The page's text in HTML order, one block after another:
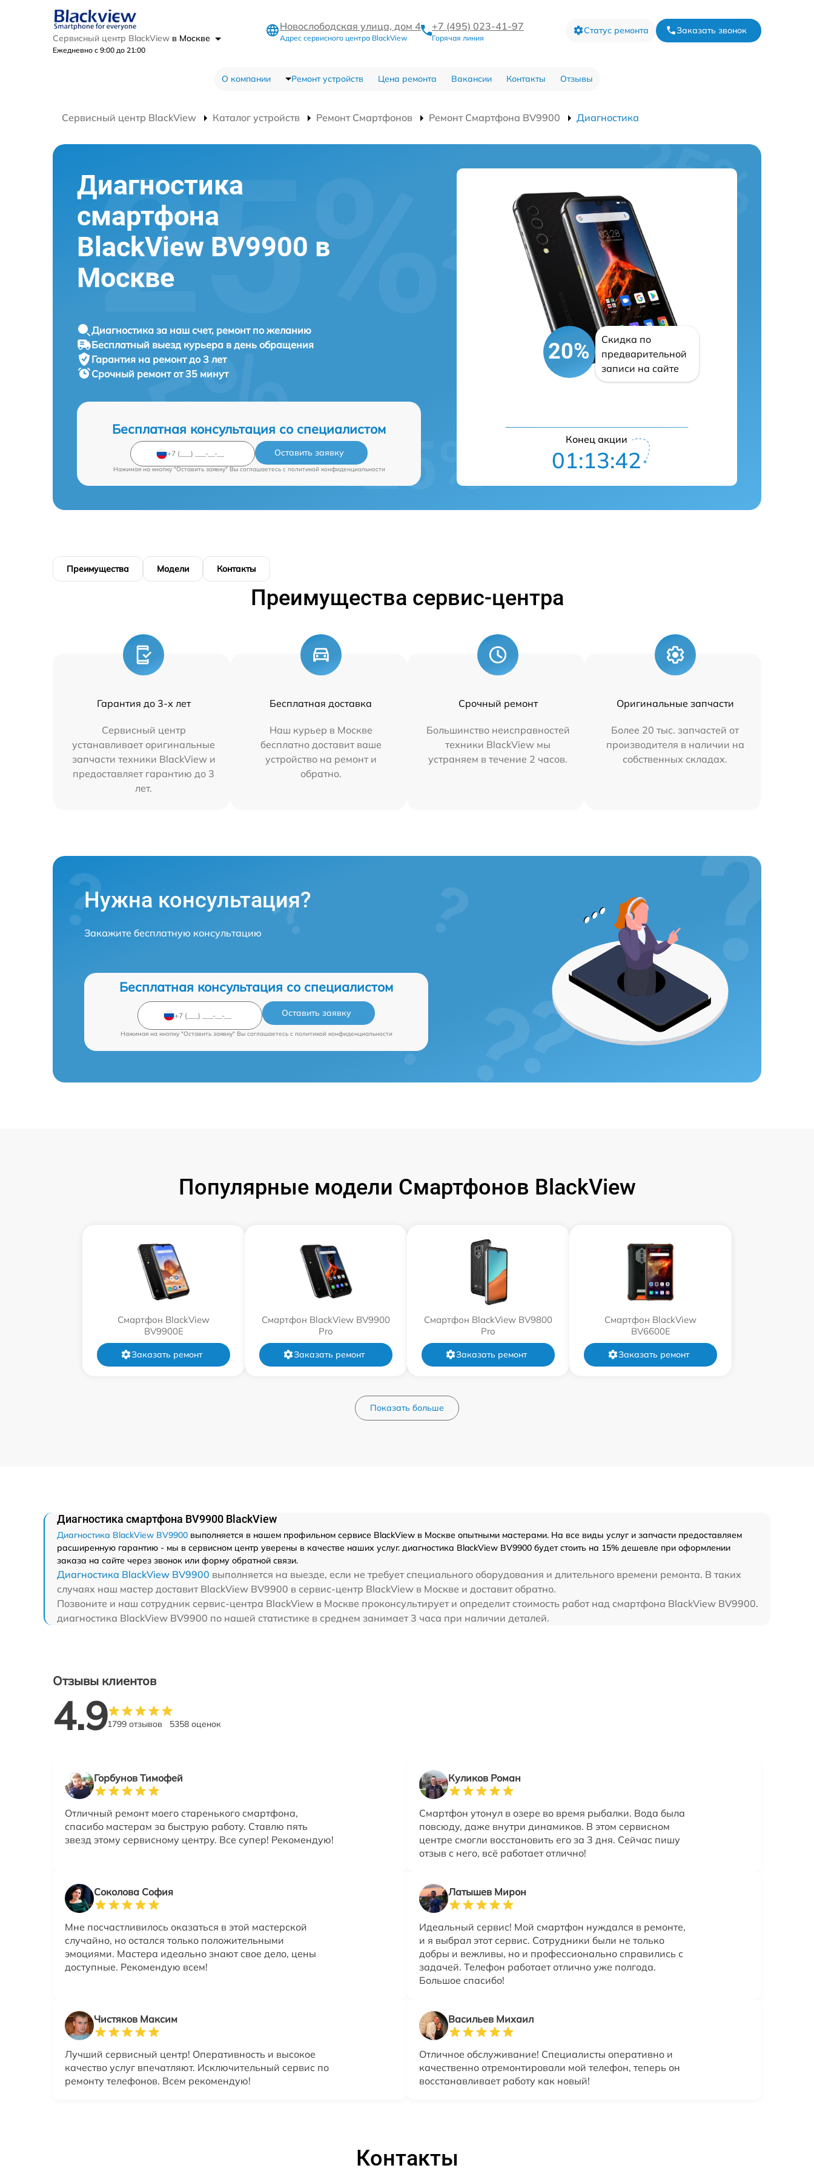
Сервисный центр BlackView в Москве
Ежедневно с 9:00 до 21:00
Новослободская улица, дом 4
Адрес сервисного центра BlackView
+7 (495) 023-41-97
Горячая линия
Статус ремонта Заказать звонок
О компании Ремонт устройств Цена ремонта Вакансии Контакты Отзывы
Сервисный центр BlackView Каталог устройств Ремонт Смартфонов Ремонт Смартфона BV9900 Диагностика
Диагностика
смартфона
BlackView BV9900 в
Москве
Диагностика за наш счет, ремонт по желанию
Бесплатный выезд курьера в день обращения
Гарантия на ремонт до 3 лет
Срочный ремонт от 35 минут
Бесплатная консультация со специалистом
Оставить заявку
Нажимая на кнопку "Оставить заявку" Вы соглашаетесь c политикой конфиденциальности
20%
Скидка по
предварительной
записи на сайте
Конец акции
01:13:41
Преимущества Модели Контакты
Преимущества сервис-центра
Гарантия до 3-х лет
Сервисный центр
устанавливает оригинальные
запчасти техники BlackView и
предоставляет гарантию до 3
лет.
Бесплатная доставка
Наш курьер в Москве
бесплатно доставит ваше
устройство на ремонт и
обратно.
Срочный ремонт
Большинство неисправностей
техники BlackView мы
устраняем в течение 2 часов.
Оригинальные запчасти
Более 20 тыс. запчастей от
производителя в наличии на
собственных складах.
Нужна консультация?
Закажите бесплатную консультацию
Бесплатная консультация со специалистом
Оставить заявку
Нажимая на кнопку "Оставить заявку" Вы соглашаетесь c политикой конфиденциальности
Популярные модели Смартфонов BlackView
Смартфон BlackView
BV9900E
Заказать ремонт
Смартфон BlackView BV9900
Pro
Заказать ремонт
Смартфон BlackView BV9800
Pro
Заказать ремонт
Смартфон BlackView
BV6600E
Заказать ремонт
Показать больше
Диагностика смартфона BV9900 BlackView
Диагностика BlackView BV9900 выполняется в нашем профильном сервисе BlackView в Москве опытными мастерами. На все виды услуг и запчасти предоставляем
расширенную гарантию - мы в сервисном центр уверены в качестве наших услуг. диагностика BlackView BV9900 будет стоить на 15% дешевле при оформлении
заказа на сайте через звонок или форму обратной связи.
Диагностика BlackView BV9900 выполняется на выезде, если не требует специального оборудования и длительного времени ремонта. В таких
случаях наш мастер доставит BlackView BV9900 в сервис-центр BlackView в Москве и доставит обратно.
Позвоните и наш сотрудник сервис-центра BlackView в Москве проконсультирует и определит стоимость работ над смартфона BlackView BV9900.
диагностика BlackView BV9900 по нашей статистике в среднем занимает 3 часа при наличии деталей.
Отзывы клиентов
4.91799 отзывов 5358 оценок
Горбунов Тимофей
Отличный ремонт моего старенького смартфона,
спасибо мастерам за быструю работу. Ставлю пять
звезд этому сервисному центру. Все супер! Рекомендую!
Куликов Роман
Смартфон утонул в озере во время рыбалки. Вода была
повсюду, даже внутри динамиков. В этом сервисном
центре смогли восстановить его за 3 дня. Сейчас пишу
отзыв с него, всё работает отлично!
Соколова София
Мне посчастливилось оказаться в этой мастерской
случайно, но остался только положительными
эмоциями. Мастера идеально знают свое дело, цены
доступные. Рекомендую всем!
Латышев Мирон
Идеальный сервис! Мой смартфон нуждался в ремонте,
и я выбрал этот сервис. Сотрудники были не только
добры и вежливы, но и профессионально справились с
задачей. Телефон работает отлично уже полгода.
Большое спасибо!
Чистяков Максим
Лучший сервисный центр! Оперативность и высокое
качество услуг впечатляют. Исключительный сервис по
ремонту телефонов. Всем рекомендую!
Васильев Михаил
Отличное обслуживание! Специалисты оперативно и
качественно отремонтировали мой телефон, теперь он
восстанавливает работу как новый!
Контакты